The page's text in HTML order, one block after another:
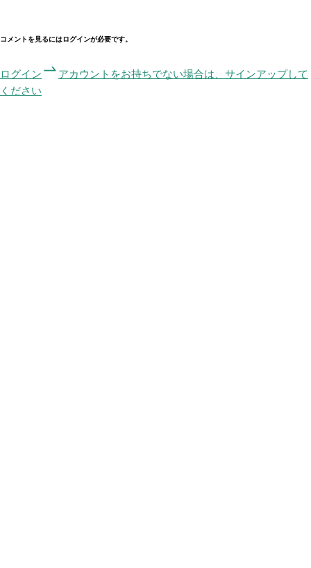
コメントを見るにはログインが必要です。
ログイン
アカウントをお持ちでない場合は、サインアップして
ください